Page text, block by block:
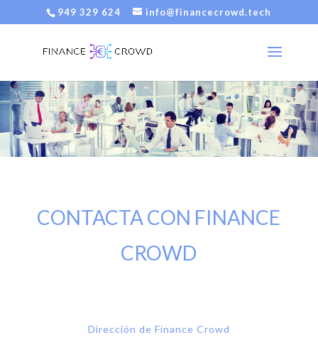
949 329 624 info@financecrowd.tech
CONTACTA CON FINANCE
CROWD
Dirección de Finance Crowd